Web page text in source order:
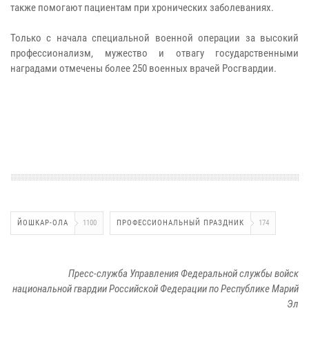
также помогают пациентам при хронических заболеваниях.
Только с начала специальной военной операции за высокий
профессионализм, мужество и отвагу государственными
наградами отмечены более 250 военных врачей Росгвардии.
ЙОШКАР-ОЛА 1100 ПРОФЕССИОНАЛЬНЫЙ ПРАЗДНИК 174
Пресс-служба Управления Федеральной службы войск
национальной гвардии Российской Федерации по Республике Марий
Эл